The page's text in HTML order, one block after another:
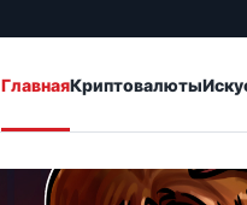
ГлавнаяКриптовалюты